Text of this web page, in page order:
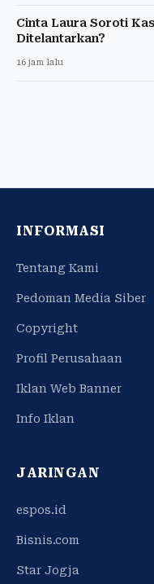
Cinta Laura Soroti
Ditelantarkan?
16 jam lalu
INFORMASI
Tentang Kami
Pedoman Media Siber
Copyright
Profil Perusahaan
Iklan Web Banner
Info Iklan
JARINGAN
espos.id
Bisnis.com
Star Jogja